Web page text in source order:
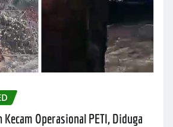
Kecam Operasional PETI, Diduga